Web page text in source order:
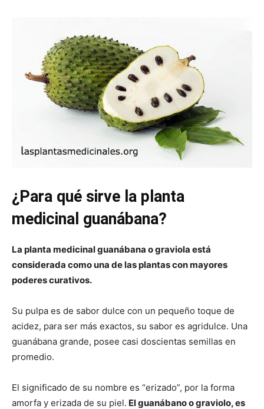
¿Para qué sirve la planta
medicinal guanábana?
La planta medicinal guanábana o graviola está
considerada como una de las plantas con mayores
poderes curativos.
Su pulpa es de sabor dulce con un pequeño toque de
acidez, para ser más exactos, su sabor es agridulce. Una
guanábana grande, posee casi doscientas semillas en
promedio.
El significado de su nombre es “erizado”, por la forma
amorfa y erizada de su piel. El guanábano o graviolo, es